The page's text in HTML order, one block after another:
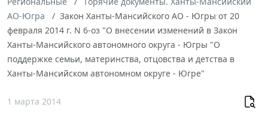
АО-Югра
Закон Ханты-Мансийского АО - Югры от 20
февраля 2014 г. N 6-оз "О внесении изменений в Закон
Ханты-Мансийского автономного округа - Югры "О
поддержке семьи, материнства, отцовства и детства в
Ханты-Мансийском автономном округе - Югре"
1 марта 2014